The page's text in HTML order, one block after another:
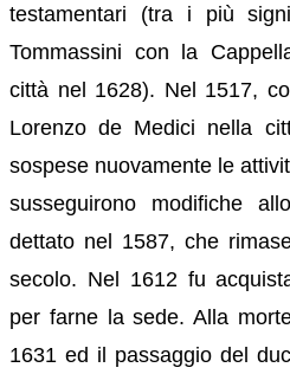
testamentari (tra i più
Tommassini con la
città nel 1628). Nel 1517,
Lorenzo de Medici nella
sospese nuovamente le
susseguirono modifiche
dettato nel 1587, che
secolo. Nel 1612 fu
per farne la sede. Alla
1631 ed il passaggio del